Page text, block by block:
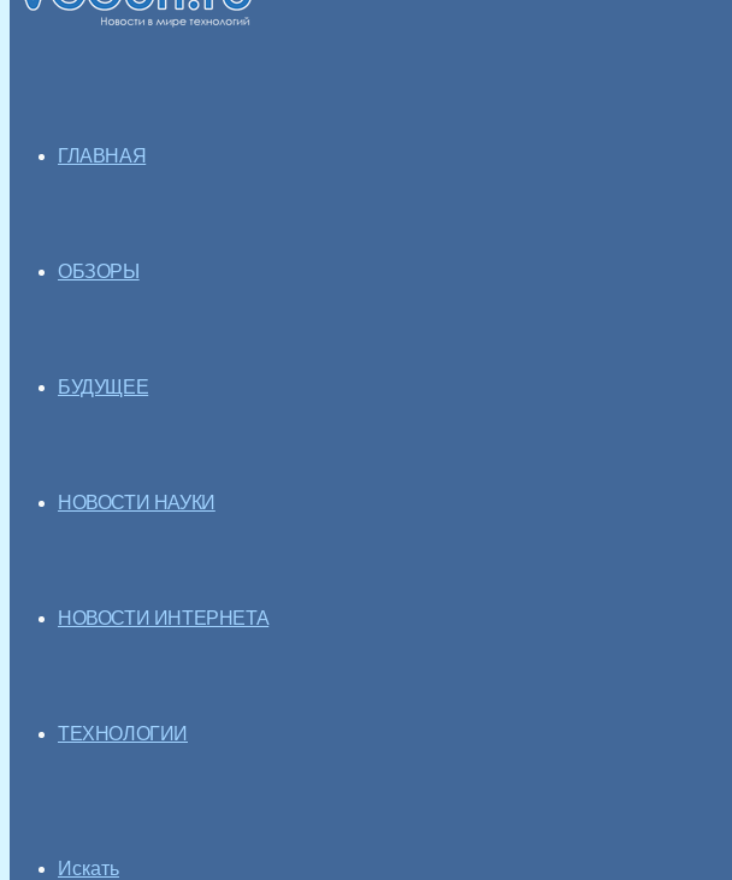
ГЛАВНАЯ
ОБЗОРЫ
БУДУЩЕЕ
НОВОСТИ НАУКИ
НОВОСТИ ИНТЕРНЕТА
ТЕХНОЛОГИИ
Искать